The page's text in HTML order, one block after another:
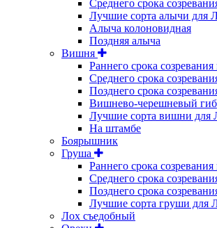
Среднего срока
Лучшие сорта алычи для
Алыча колоновидная
Поздняя алыча
Вишня
Раннего срока
Среднего срока
Позднего срока
Вишнево-черешневый
Лучшие сорта вишни для
На штамбе
Боярышник
Груша
Раннего срока
Среднего срока
Позднего срока
Лучшие сорта груши для
Лох съедобный